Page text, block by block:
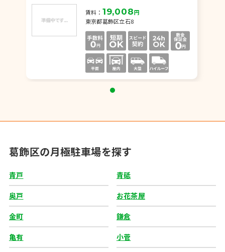
賃料： 19,008円
東京都葛飾区立石8
葛飾区の月極駐車場を探す
青戸 青砥
奥戸 お花茶屋
金町 鎌倉
亀有 小菅